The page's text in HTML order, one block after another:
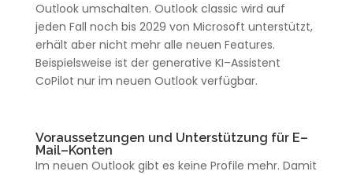
Outlookumschalten. Outlookclassic wird auf
jeden Fall noch bis 2029 von Microsoft unterstützt,
erhält aber nicht mehr alle neuen Features.
Beispielsweise ist der generative KI–Assistent
CoPilot nur im neuen Outlookverfügbar.
Voraussetzungen und Unterstützung für E–
Mail–Konten
Im neuen Outlookgibt es keine Profile mehr. Damit